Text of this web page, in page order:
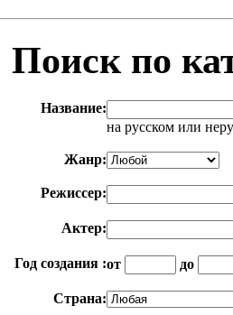
Поиск по
Название:
на русском или
Жанр:
Режиссер:
Актер:
Год создания :от до
Страна: